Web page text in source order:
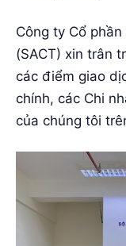
Công ty Cổ
(SACT) xin trân
các điểm giao
chính, các Chi
của chúng tôi